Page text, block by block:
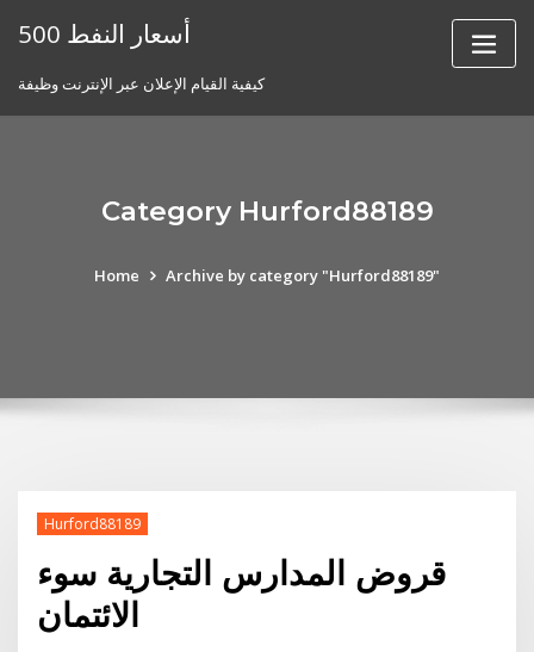
أسعار النفط 500
كيفية القيام الإعلان عبر الإنترنت وظيفة
Category Hurford88189
Home Archive by category "Hurford88189"
Hurford88189
قروض المدارس التجارية سوء
الائتمان